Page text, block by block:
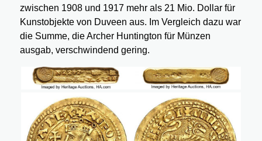
zwischen 1908 und 1917 mehr als 21 Mio. Dollar für
Kunstobjekte von Duveen aus. Im Vergleich dazu war
die Summe, die Archer Huntington für Münzen
ausgab, verschwindend gering.